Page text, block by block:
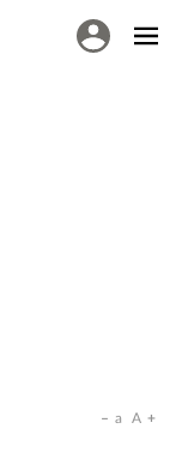
a A